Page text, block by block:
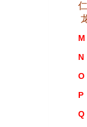
仁
M
N
O
P
Q